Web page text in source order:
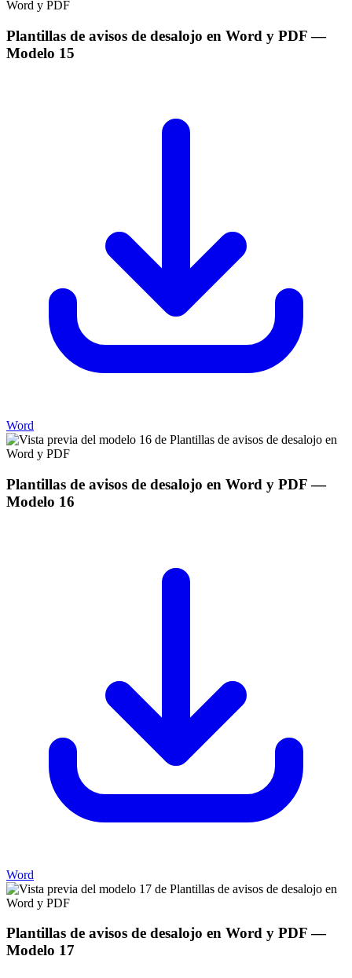
Plantillas de avisos de desalojo en Word y PDF—
Modelo 15
Word
Plantillas de avisos de desalojo en Word y PDF—
Modelo 16
Word
Plantillas de avisos de desalojo en Word y PDF—
Modelo 17